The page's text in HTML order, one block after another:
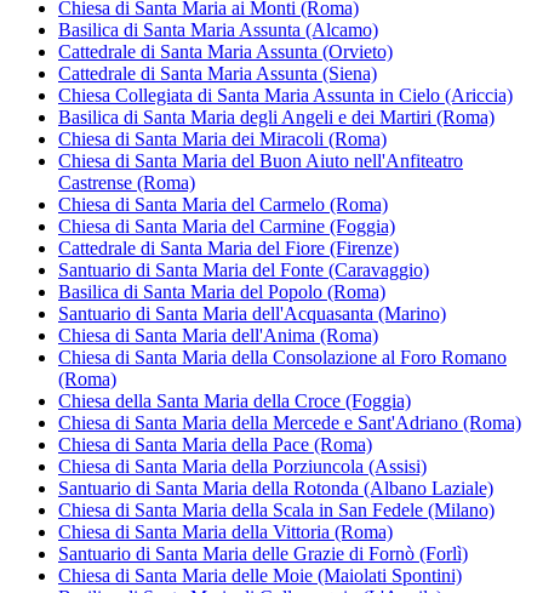
Chiesa di Santa Maria ai Monti (Roma)
Basilica di Santa Maria Assunta (Alcamo)
Cattedrale di Santa Maria Assunta (Orvieto)
Cattedrale di Santa Maria Assunta (Siena)
Chiesa Collegiata di Santa Maria Assunta in Cielo (Ariccia)
Basilica di Santa Maria degli Angeli e dei Martiri (Roma)
Chiesa di Santa Maria dei Miracoli (Roma)
Chiesa di Santa Maria del Buon Aiuto nell'Anfiteatro
Castrense (Roma)
Chiesa di Santa Maria del Carmelo (Roma)
Chiesa di Santa Maria del Carmine (Foggia)
Cattedrale di Santa Maria del Fiore (Firenze)
Santuario di Santa Maria del Fonte (Caravaggio)
Basilica di Santa Maria del Popolo (Roma)
Santuario di Santa Maria dell'Acquasanta (Marino)
Chiesa di Santa Maria dell'Anima (Roma)
Chiesa di Santa Maria della Consolazione al Foro Romano
(Roma)
Chiesa della Santa Maria della Croce (Foggia)
Chiesa di Santa Maria della Mercede e Sant'Adriano (Roma)
Chiesa di Santa Maria della Pace (Roma)
Chiesa di Santa Maria della Porziuncola (Assisi)
Santuario di Santa Maria della Rotonda (Albano Laziale)
Chiesa di Santa Maria della Scala in San Fedele (Milano)
Chiesa di Santa Maria della Vittoria (Roma)
Santuario di Santa Maria delle Grazie di Fornò (Forlì)
Chiesa di Santa Maria delle Moie (Maiolati Spontini)